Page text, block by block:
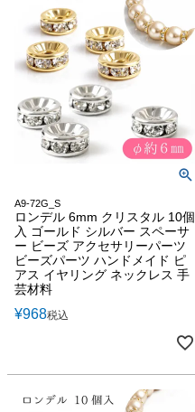
A9-72G_S
ロンデル 6mm クリスタル 10個
入 ゴールド シルバー スペーサ
ー ビーズ アクセサリーパーツ
ビーズパーツ ハンドメイド ピ
アス イヤリング ネックレス 手
芸材料
¥968税込